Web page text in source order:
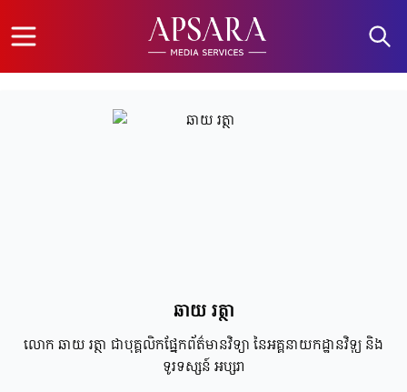
Open menu
ឆាយ រត្ថា
លោក ឆាយ រត្ថា ជាបុគ្គលិកផ្នែកព័ត៌មានវិទ្យា នៃអគ្គនាយកដ្ឋានវិទ្យុ និង
ទូរទស្សន៍ អប្សរា